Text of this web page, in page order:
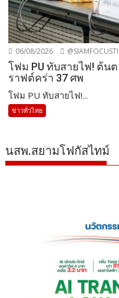
06/08/2026
โฟม PU ทับสายไฟ! ต้น
ราฟต์คร่า 37 ศพ
โฟม PU ทับสายไฟ!...
ข่าวทั่วไทย
นสพ.สยามโฟกัสไทม์